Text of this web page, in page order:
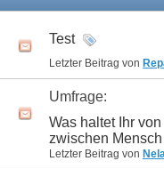
Test
Letzter Beitrag von
Umfrage:
Was haltet Ihr
zwischen
Letzter Beitrag von